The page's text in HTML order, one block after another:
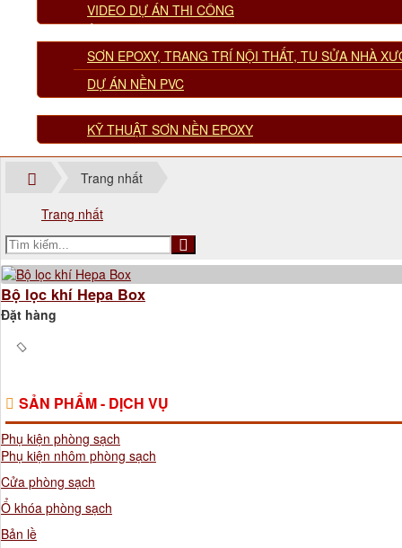
VIDEO DỰ ÁN THI CÔNG
SƠN EPOXY, TRANG TRÍ NỘI THẤT, TU SỬA NHÀ
DỰ ÁN NỀN PVC
KỸ THUẬT SƠN NỀN EPOXY
Trang nhất
Trang nhất
Bộ lọc khí Hepa Box
Đặt hàng
SẢN PHẨM - DỊCH VỤ
Phụ kiện phòng sạch
Phụ kiện nhôm phòng sạch
Cửa phòng sạch
Ổ khóa phòng sạch
Bản lề